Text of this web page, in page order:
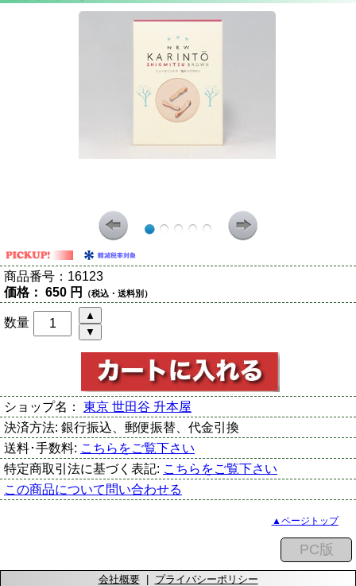
商品番号： 16123
価格： 650 円 （税込・送料別）
数量
ショップ名： 東京 世田谷 升本屋
決済方法: 銀行振込、郵便振替、代金引換
送料･手数料: こちらをご覧下さい
特定商取引法に基づく表記: こちらをご覧下さい
この商品について問い合わせる
▲ページトップ
会社概要| プライバシーポリシー